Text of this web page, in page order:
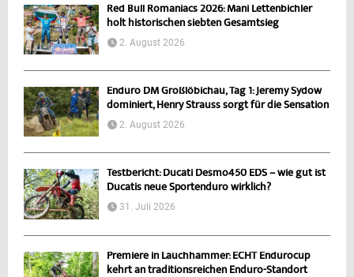
Red Bull Romaniacs 2026: Mani Lettenbichler
holt historischen siebten Gesamtsieg
2. August 2026
Enduro DM Großlöbichau, Tag 1: Jeremy Sydow
dominiert, Henry Strauss sorgt für die Sensation
2. August 2026
Testbericht: Ducati Desmo450 EDS – wie gut ist
Ducatis neue Sportenduro wirklich?
31. Juli 2026
Premiere in Lauchhammer: ECHT Endurocup
kehrt an traditionsreichen Enduro-Standort